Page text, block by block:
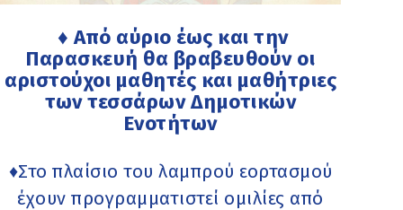
♦ Aπό αύριο έως και την
Παρασκευή θα βραβευθούν οι
αριστούχοι μαθητές και μαθήτριες
των τεσσάρων Δημοτικών
Ενοτήτων
♦Στο πλαίσιο του λαμπρού εορτασμού
έχουν προγραμματιστεί ομιλίες από